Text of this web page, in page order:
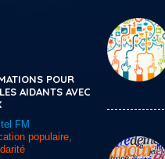
POUR
AIDANTS AVEC
FM
populaire,